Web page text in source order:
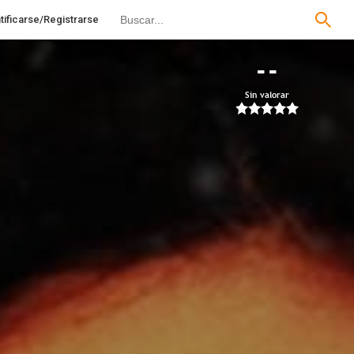
Registrarse
--
Sin valorar